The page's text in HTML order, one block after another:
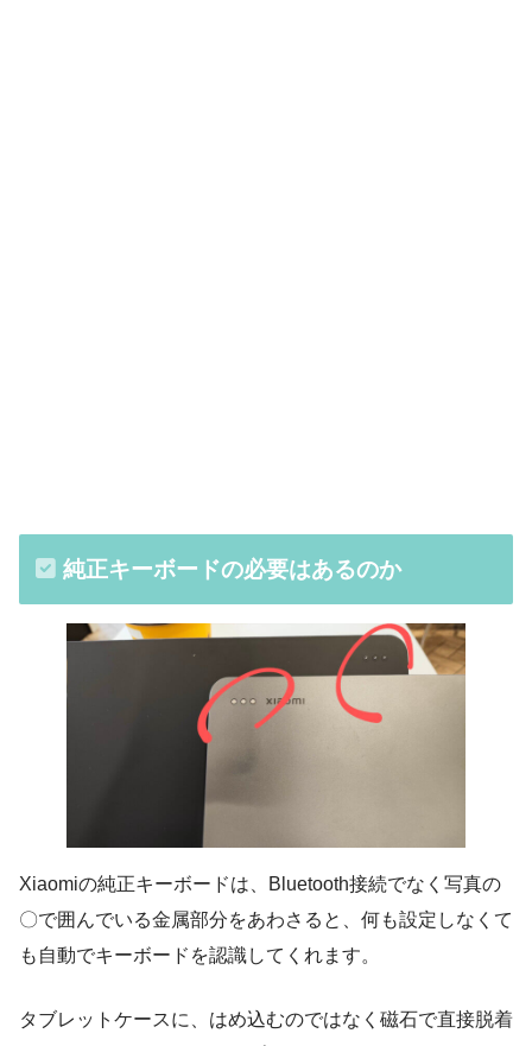
純正キーボードの必要はあるのか
Xiaomiの純正キーボードは、Bluetooth接続でなく写真の
〇で囲んでいる金属部分をあわさると、何も設定しなくて
も自動でキーボードを認識してくれます。
タブレットケースに、はめ込むのではなく磁石で直接脱着